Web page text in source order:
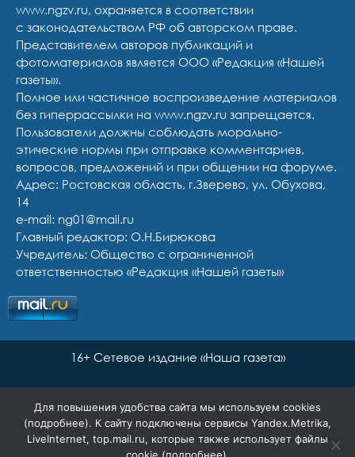
www.ngzv.ru, охраняется в соответствии
с законодательством РФ об авторском праве.
Представителем авторов публикаций и
фотоматериалов является ООО «Редакция «Нашей
газеты».
Полное или частичное воспроизведение материалов
без гиперрассылки на www.ngzv.ru запрещается.
Пользователи должны соблюдать морально-
этические нормы при отправке комментариев,
вопросов, предложений и при общении на форуме.
Адрес: Ростовская область, г.Зверево, ул. Обухова,
14
e-mail: ng01@mail.ru
Главный редактор: О.Н.Бирюкова
Учредитель: Общество с ограниченной
ответственностью «Редакция «Нашей газеты»
16+ Сетевое издание «Наша газета»
Для повышения удобства сайта мы используем cookies
(подробнее). К сайту подключены сервисы Yandex.Metrika,
LiveInternet, top.mail.ru, которые также использует файлы